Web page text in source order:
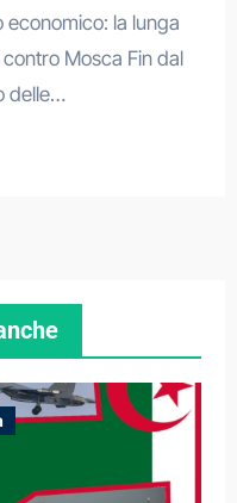
economico: la lunga
Mosca Fin dal
delle…